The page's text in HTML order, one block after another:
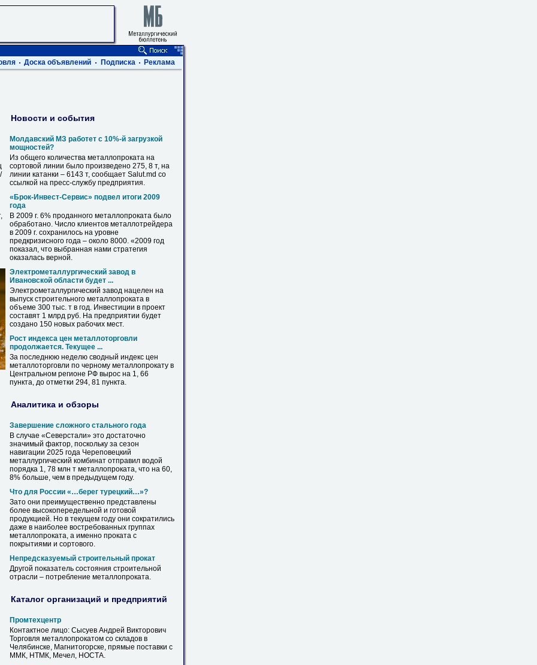
Доска объявлений Подписка Реклама
Новости и события
Молдавский МЗ работет с 10%-й загрузкой
мощностей?
Из общего количества металлопроката на
сортовой линии было произведено 275, 8 т, на
линии катанки – 6143 т, сообщает Salut.md со
ссылкой на пресс-службу предприятия.
«Брок-Инвест-Сервис» подвел итоги 2009
года
В 2009 г. 6% проданного металлопроката было
обработано. Число клиентов металлотрейдера
в 2009 г. сохранилось на уровне
предкризисного года – около 8000. «2009 год
показал, что выбранная нами стратегия
оказалась верной.
Электрометаллургический завод в
Ивановской области будет ...
Электрометаллургический завод нацелен на
выпуск строительного металлопроката в
объеме 300 тыс. т в год. Инвестиции в проект
составят 1 млрд руб. На предприятии будет
создано 150 новых рабочих мест.
Рост индекса цен металлоторговли
продолжается. Текущее ...
За последнюю неделю сводный индекс цен
металлоторговли по черному металлопрокату в
Центральном регионе РФ вырос на 1, 66
пункта, до отметки 294, 81 пункта.
Аналитика и обзоры
Завершение сложного стального года
В случае «Северстали» это достаточно
значимый фактор, поскольку за сезон
навигации 2025 года Череповецкий
металлургический комбинат отправил водой
порядка 1, 78 млн т металлопроката, что на 60,
8% больше, чем в предыдущем году.
Что для России «…берег турецкий…»?
Зато они преимущественно представлены
более высокопередельной и готовой
продукцией. Но в текущем году они сократились
даже в наиболее востребованных группах
металлопроката, а именно проката с
покрытиями и сортового.
Непредсказуемый строительный прокат
Другой показатель состояния строительной
отрасли – потребление металлопроката.
Каталог организаций и предприятий
Промтехцентр
Контактное лицо: Cысуев Андрей Викторович
Торговля металлопрокатом со складов в
Челябинске, Магнитогорске, прямые поставки с
ММК, НТМК, Мечел, НОСТА.